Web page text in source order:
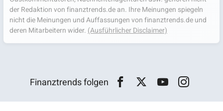
der Redaktion von finanztrends.de an. Ihre Meinungen spiegeln
nicht die Meinungen und Auffassungen von finanztrends.de und
deren Mitarbeitern wider. (Ausführlicher Disclaimer)
Finanztrends folgen